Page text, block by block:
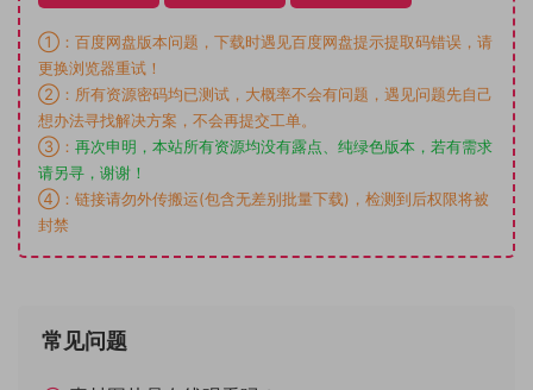
①：百度网盘版本问题，下载时遇见百度网盘提示提取码错误，请
更换浏览器重试！
②：所有资源密码均已测试，大概率不会有问题，遇见问题先自己
想办法寻找解决方案，不会再提交工单。
③： 再次申明，本站所有资源均没有露点、纯绿色版本，若有需求
请另寻，谢谢！
④：链接请勿外传搬运(包含无差别批量下载)，检测到后权限将被
封禁
常见问题